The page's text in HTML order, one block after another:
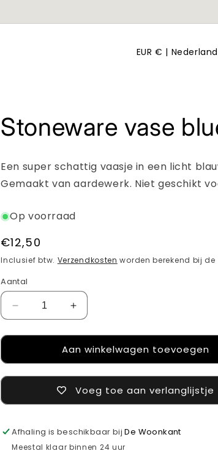
L
/
e
g
EUR € | Nederland
Stoneware vase
Een super schattig vaasje in een licht
Gemaakt van aardewerk. Niet geschikt
Op voorraad
Normale
prijs
€12,50
Inclusief btw. Verzendkosten worden berekend bij de
Aantal
Aantal
verlagen
voor
Stoneware
vase
blue
Aantal
verhogen
voor
Stoneware
vase
blue
Aan winkelwagen toevoegen
Voeg toe aan verlanglijstje
Afhaling is beschikbaar bijDe Woonkant
Meestal klaar binnen 24 uur